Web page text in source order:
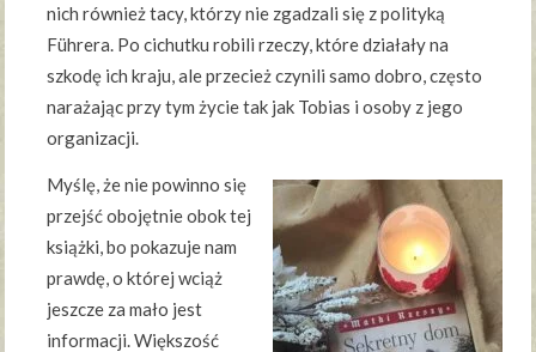
nich również tacy, którzy nie zgadzali się z polityką
Führera. Po cichutku robili rzeczy, które działały na
szkodę ich kraju, ale przecież czynili samo dobro, często
narażając przy tym życie tak jak Tobias i osoby z jego
organizacji.
Myślę, że nie powinno się
przejść obojętnie obok tej
książki, bo pokazuje nam
prawdę, o której wciąż
jeszcze za mało jest
informacji. Większość